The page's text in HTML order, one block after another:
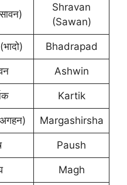
Shravan
(Sawan)
Bhadrapad
Ashwin
Kartik
(अगहन) Margashirsha
Paush
Magh